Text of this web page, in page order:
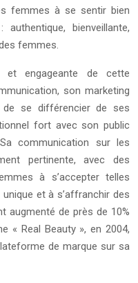
femmes à se sentir bien
bienveillante,
femmes.
et engageante de cette
son marketing
se différencier de ses
fort avec son public
communication sur les
pertinente, avec des
à s’accepter telles
et à s’affranchir des
augmenté de près de 10%
« Real Beauty », en 2004,
de marque sur sa